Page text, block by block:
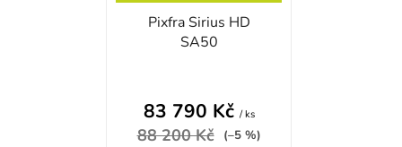
Pixfra Sirius HD
SA50
83 790 Kč / ks
88 200 Kč (–5 %)